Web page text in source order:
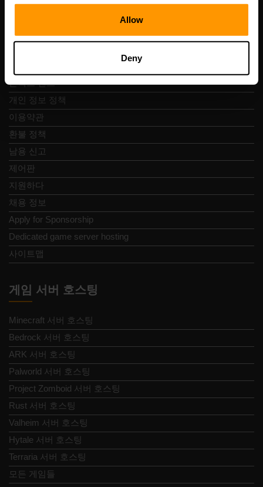
Allow
Deny
빠른 탐색
콘택트 렌즈
개인 정보 정책
이용약관
환불 정책
남용 신고
제어판
지원하다
채용 정보
Apply for Sponsorship
Dedicated game server hosting
사이트맵
게임 서버 호스팅
Minecraft 서버 호스팅
Bedrock 서버 호스팅
ARK 서버 호스팅
Palworld 서버 호스팅
Project Zomboid 서버 호스팅
Rust 서버 호스팅
Valheim 서버 호스팅
Hytale 서버 호스팅
Terraria 서버 호스팅
모든 게임들